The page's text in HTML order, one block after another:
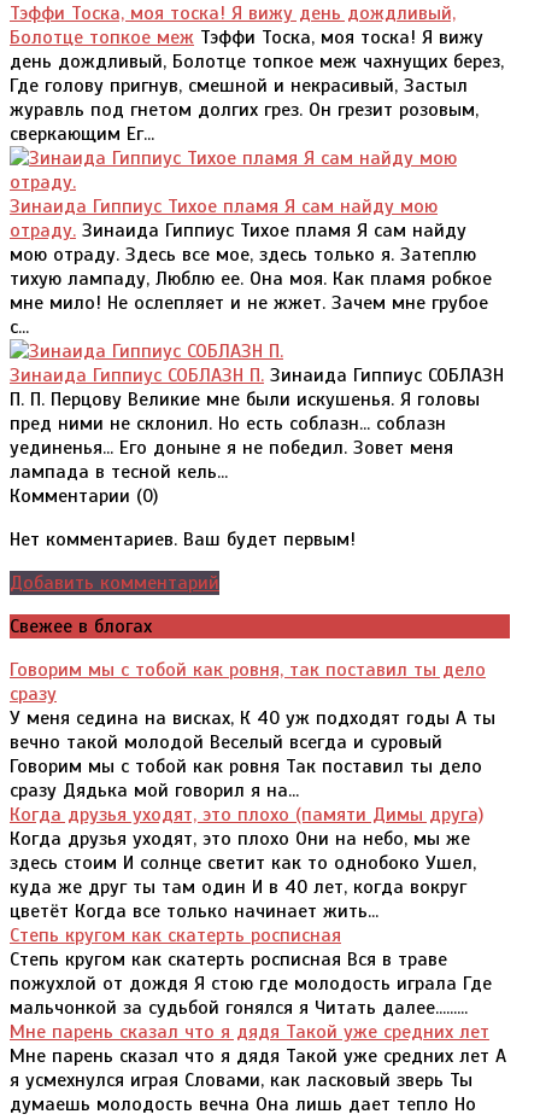
Тэффи Тоска, моя тоска! Я вижу день дождливый,
Болотце топкое меж Тэффи Тоска, моя тоска! Я вижу
день дождливый, Болотце топкое меж чахнущих берез,
Где голову пригнув, смешной и некрасивый, Застыл
журавль под гнетом долгих грез. Он грезит розовым,
сверкающим Ег...
Зинаида Гиппиус Тихое пламя Я сам найду мою
отраду. Зинаида Гиппиус Тихое пламя Я сам найду
мою отраду. Здесь все мое, здесь только я. Затеплю
тихую лампаду, Люблю ее. Она моя. Как пламя робкое
мне мило! Не ослепляет и не жжет. Зачем мне грубое
с...
Зинаида Гиппиус СОБЛАЗН П. Зинаида Гиппиус СОБЛАЗН
П. П. Перцову Великие мне были искушенья. Я головы
пред ними не склонил. Но есть соблазн... соблазн
уединенья... Его доныне я не победил. Зовет меня
лампада в тесной кель...
Комментарии (0)
Нет комментариев. Ваш будет первым!
Добавить комментарий
Свежее в блогах
Говорим мы с тобой как ровня, так поставил ты дело
сразу
У меня седина на висках, К 40 уж подходят годы А ты
вечно такой молодой Веселый всегда и суровый
Говорим мы с тобой как ровня Так поставил ты дело
сразу Дядька мой говорил я на...
Когда друзья уходят, это плохо (памяти Димы друга)
Когда друзья уходят, это плохо Они на небо, мы же
здесь стоим И солнце светит как то однобоко Ушел,
куда же друг ты там один И в 40 лет, когда вокруг
цветёт Когда все только начинает жить...
Степь кругом как скатерть росписная
Степь кругом как скатерть росписная Вся в траве
пожухлой от дождя Я стою где молодость играла Где
мальчонкой за судьбой гонялся я Читать далее.........
Мне парень сказал что я дядя Такой уже средних лет
Мне парень сказал что я дядя Такой уже средних лет А
я усмехнулся играя Словами, как ласковый зверь Ты
думаешь молодость вечна Она лишь дает тепло Но